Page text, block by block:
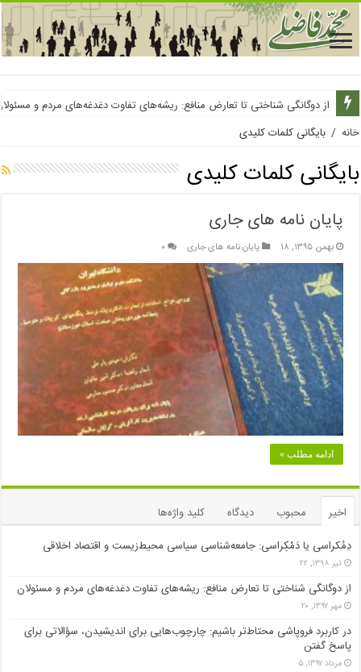
از دوگانگی شناختی تا تعارض منافع: ریشه‌های تفاوت دغدغه‌های مردم و
خانه / بایگانی کلمات کلیدی
بایگانی کلمات کلیدی
پایان نامه های جاری
بهمن ۱۳۹۵, ۱۸ پایان نامه های جاری ۰
ادامه مطلب »
اخیر محبوب دیدگاه
کلید واژه‌ها
دِمُکراسی یا دَمْکِراسی: جامعه‌شناسی سیاسی محیط‌زیست و اقتصاد اخلاقی
تیر ۱۳۹۸, ۲۲
از دوگانگی شناختی تا تعارض منافع: ریشه‌های تفاوت دغدغه‌های مردم و مسئولان
مهر ۱۳۹۷, ۲۰
در کاربرد فروپاشی محتاط‌تر باشیم: چارچوب‌هایی برای اندیشیدن، سؤالاتی برای
پاسخ گفتن
مرداد ۱۳۹۷, ۵